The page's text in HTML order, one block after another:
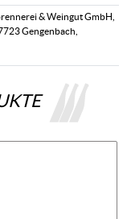
& Weingut GmbH,
Gengenbach,